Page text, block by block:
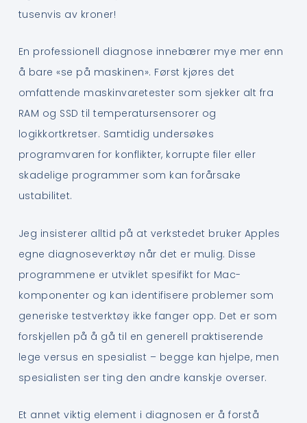
tusenvis av kroner!
En professionell diagnose innebærer mye mer enn
å bare «se på maskinen». Først kjøres det
omfattende maskinvaretester som sjekker alt fra
RAM og SSD til temperatursensorer og
logikkortkretser. Samtidig undersøkes
programvaren for konflikter, korrupte filer eller
skadelige programmer som kan forårsake
ustabilitet.
Jeg insisterer alltid på at verkstedet bruker Apples
egne diagnoseverktøy når det er mulig. Disse
programmene er utviklet spesifikt for Mac-
komponenter og kan identifisere problemer som
generiske testverktøy ikke fanger opp. Det er som
forskjellen på å gå til en generell praktiserende
lege versus en spesialist – begge kan hjelpe, men
spesialisten ser ting den andre kanskje overser.
Et annet viktig element i diagnosen er å forstå